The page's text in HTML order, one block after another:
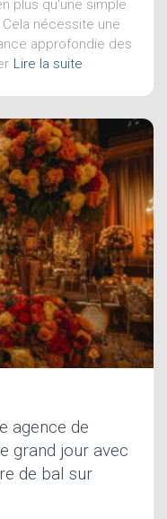
plus qu'une simple
nécessite une
approfondie des
Lire la suite
agence de
grand jour avec
de bal sur